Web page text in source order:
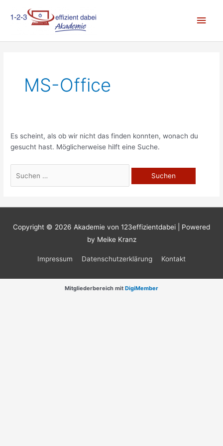
Inhalt
MS-Office
Es scheint, als ob wir nicht das finden konnten, wonach du
gesucht hast. Möglicherweise hilft eine Suche.
nach:
Copyright © 2026 Akademie von 123effizientdabei | Powered
by Meike Kranz
Impressum Datenschutzerklärung Kontakt
Mitgliederbereich mit DigiMember